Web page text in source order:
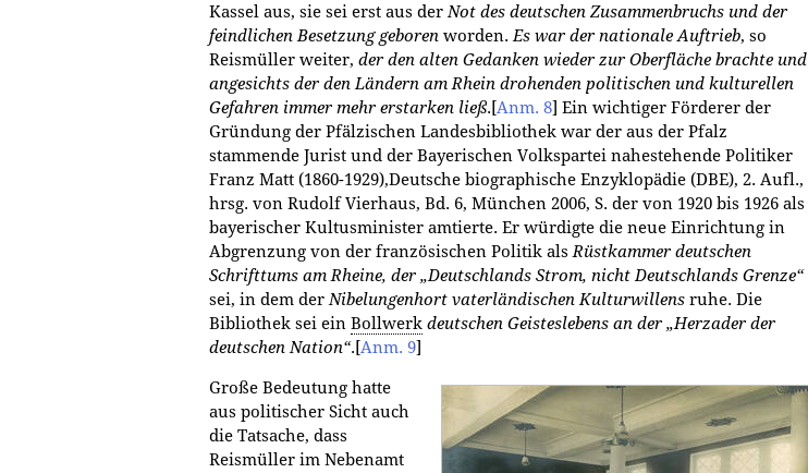
Kassel aus, sie sei erst aus derNot des deutschen Zusammenbruchs und der
feindlichen Besetzung geboren worden.Es war der nationale Auftrieb, so
Reismüller weiter, der den alten Gedanken wieder zur Oberfläche brachte und
angesichts der den Ländern am Rhein drohenden politischen und kulturellen
Gefahren immer mehr erstarken ließ. [Anm. 8] Ein wichtiger Förderer der
Gründung der Pfälzischen Landesbibliothek war der aus der Pfalz
stammende Jurist und der Bayerischen Volkspartei nahestehende Politiker
Franz Matt (1860-1929),Deutsche biographische Enzyklopädie (DBE), 2. Aufl.,
hrsg. von Rudolf Vierhaus, Bd. 6, München 2006, S. der von 1920 bis 1926 als
bayerischer Kultusminister amtierte. Er würdigte die neue Einrichtung in
Abgrenzung von der französischen Politik alsRüstkammer deutschen
Schrifttums am Rheine, der „Deutschlands Strom, nicht Deutschlands Grenze“
sei, in dem derNibelungenhort vaterländischen Kulturwillens ruhe. Die
Bibliothek sei ein Bollwerk deutschen Geisteslebens an der „Herzader der
deutschen Nation“. [Anm. 9]
Große Bedeutung hatte
aus politischer Sicht auch
die Tatsache, dass
Reismüller im Nebenamt